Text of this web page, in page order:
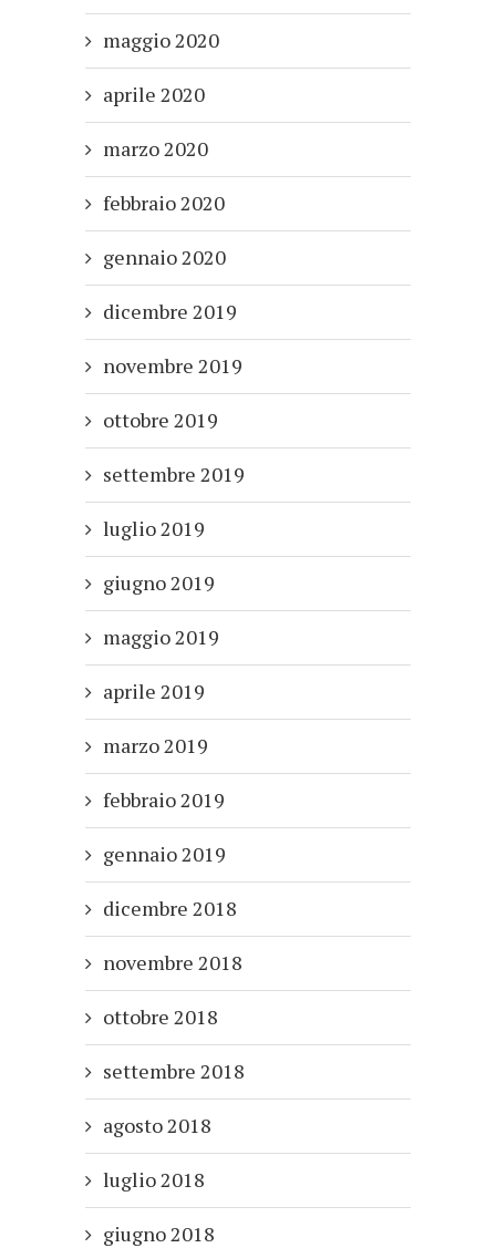
maggio 2020
aprile 2020
marzo 2020
febbraio 2020
gennaio 2020
dicembre 2019
novembre 2019
ottobre 2019
settembre 2019
luglio 2019
giugno 2019
maggio 2019
aprile 2019
marzo 2019
febbraio 2019
gennaio 2019
dicembre 2018
novembre 2018
ottobre 2018
settembre 2018
agosto 2018
luglio 2018
giugno 2018